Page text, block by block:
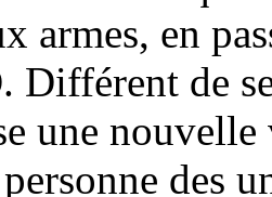
armes, en
Différent de
une
des